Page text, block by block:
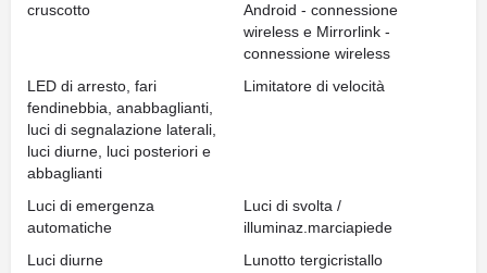
cruscotto
Android - connessione
wireless e Mirrorlink -
connessione wireless
LED di arresto, fari
fendinebbia, anabbaglianti,
luci di segnalazione laterali,
luci diurne, luci posteriori e
abbaglianti
Limitatore di velocità
Luci di emergenza
automatiche
Luci di svolta /
illuminaz.marciapiede
Luci diurne
Lunotto tergicristallo